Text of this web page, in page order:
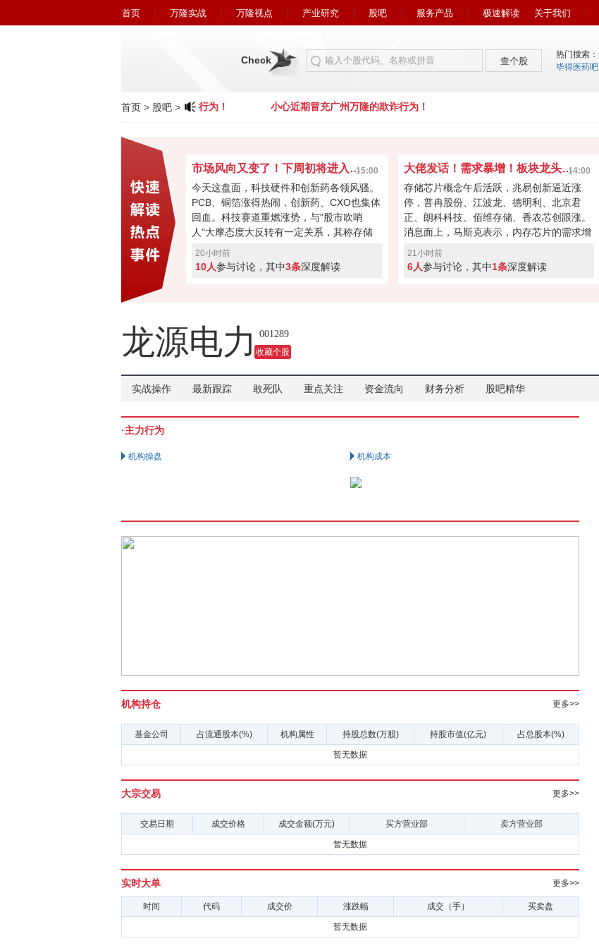
首页 万隆实战 万隆视点 产业研究 股吧 服务产品 极速解读 关于我们
Check 查个股
热门搜索：
毕得医药吧
首页 > 股吧 >
小心近期冒充广州万隆的欺诈行为！ 小心近期冒充广州万隆的欺诈行为！
市场风向又变了！下周初将进入关键窗口？15:00
今天这盘面，科技硬件和创新药各领风骚。
PCB、铜箔涨得热闹，创新药、CXO也集体
回血。科技赛道重燃涨势，与"股市吹哨
人"大摩态度大反转有一定关系，其称存储
最悲观过去，市场焦点要转向资本回馈，回
购、现金流或将成新催化。经过本周的连续
20小时前
10人参与讨论，其中3条深度解读
大佬发话！需求暴增！板块龙头冲击涨停？14:00
存储芯片概念午后活跃，兆易创新逼近涨
停，普冉股份、江波龙、德明利、北京君
正、朗科科技、佰维存储、香农芯创跟涨。
消息面上，马斯克表示，内存芯片的需求增
长速度远远超过了供应增速。马斯克对存储
芯片的需求状况具备很强的发言权，因为特
21小时前
6人参与讨论，其中1条深度解读
龙源电力 001289
收藏个股
实战操作 最新跟踪 敢死队 重点关注 资金流向 财务分析 股吧精华
·主力行为
机构操盘 机构成本
机构持仓 更多>>
基金公司 占流通股本(%) 机构属性 持股总数(万股) 持股市值(亿元) 占总股本(%)
暂无数据
大宗交易 更多>>
交易日期 成交价格 成交金额(万元) 买方营业部 卖方营业部
暂无数据
实时大单 更多>>
时间 代码 成交价 涨跌幅 成交（手） 买卖盘
暂无数据